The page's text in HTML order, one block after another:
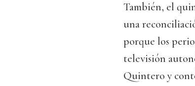
También, el
una
porque los
televisión
Quintero y